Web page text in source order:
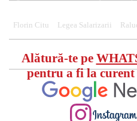
Florin Citu Legea Salarizarii
Alătură-te pe
pentru a fi la